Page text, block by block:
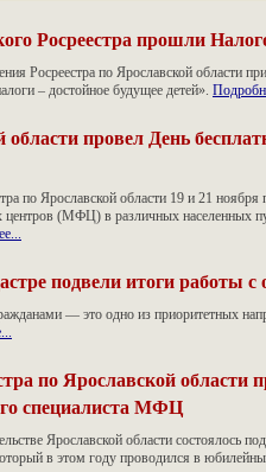
Росреестра прошли
Росреестра по Ярославской области
– достойное будущее детей».
области провел День
по Ярославской области 19 и 21
(МФЦ) в различных населенных
подвели итоги работы
— это одно из приоритетных
по Ярославской области
специалиста МФЦ
Ярославской области состоялось
в этом году проводился в